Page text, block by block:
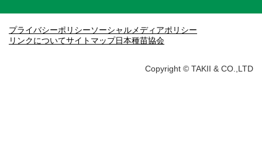
プライバシーポリシーソーシャルメディアポリシー
リンクについてサイトマップ日本種苗協会
Copyright © TAKII & CO.,LTD